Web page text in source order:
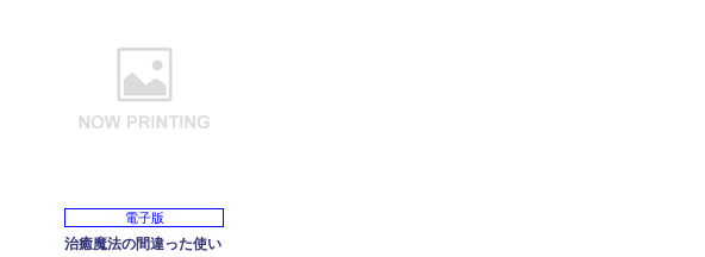
電子版
治癒魔法の間違った使い